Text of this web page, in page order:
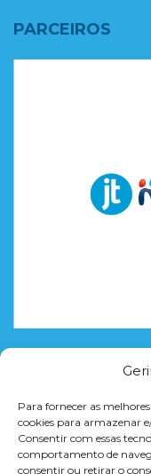
Para fornecer as
cookies para armazenar
Consentir com essas
comportamento de
consentir ou retirar o
PARCEIROS
CONCLUSÃO
FORMAÇÃO =
CURSOS